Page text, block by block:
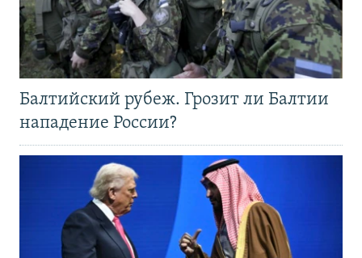
Балтийский рубеж. Грозит ли Балтии
нападение России?